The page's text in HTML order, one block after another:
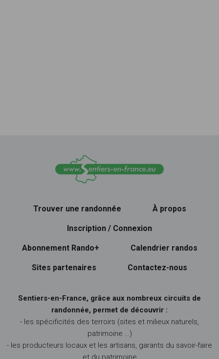
Trouver une randonnée À propos
Inscription / Connexion
Abonnement Rando+ Calendrier randos
Sites partenaires Contactez-nous
Sentiers-en-France, grâce aux nombreux circuits de
randonnée, permet de découvrir :
- les spécificités des terroirs (sites et milieux naturels,
patrimoine …)
- les producteurs locaux et les artisans, garants du savoir-faire
et du patrimoine